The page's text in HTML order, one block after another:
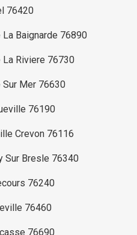
76420
Baignarde 76890
Riviere 76730
Mer 76630
76190
Crevon 76116
Sur Bresle 76340
76240
76460
76690